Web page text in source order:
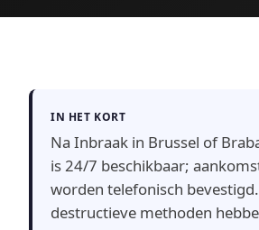
IN HET KORT
Na Inbraak in Brussel of
is 24/7 beschikbaar;
worden telefonisch
destructieve methoden